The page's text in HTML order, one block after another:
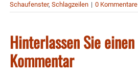
Schaufenster, Schlagzeilen | 0 Kommentare
Hinterlassen Sie einen
Kommentar